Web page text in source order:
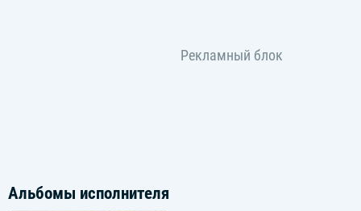
Альбомы исполнителя